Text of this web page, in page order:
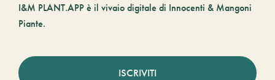
I&M PLANT.APP è il vivaio digitale di Innocenti & Mangoni
Piante.
ISCRIVITI